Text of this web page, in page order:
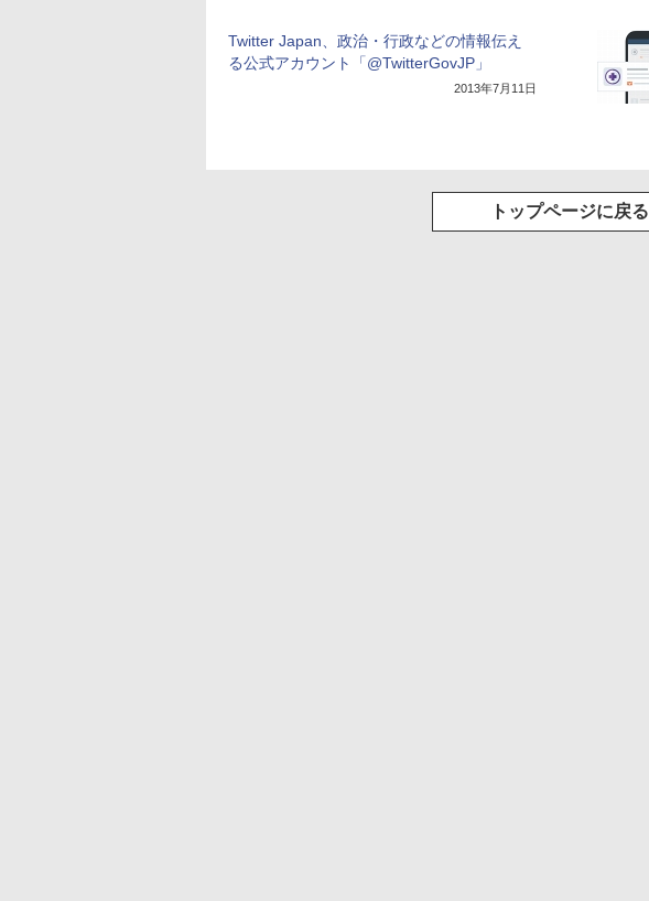
Twitter Japan、政治・行政などの情報伝え
る公式アカウント「@TwitterGovJP」
2013年7月11日
トップページに戻る